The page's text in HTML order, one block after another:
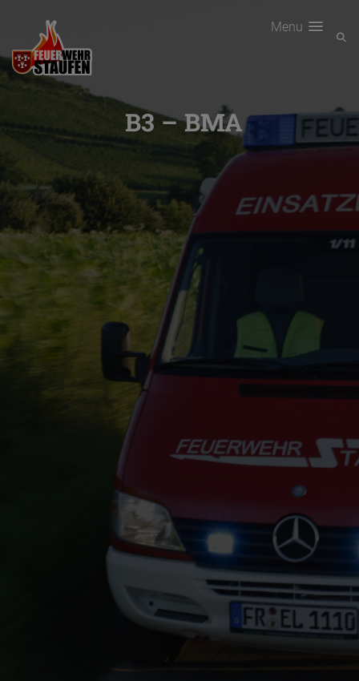
Menu
B3 – BMA